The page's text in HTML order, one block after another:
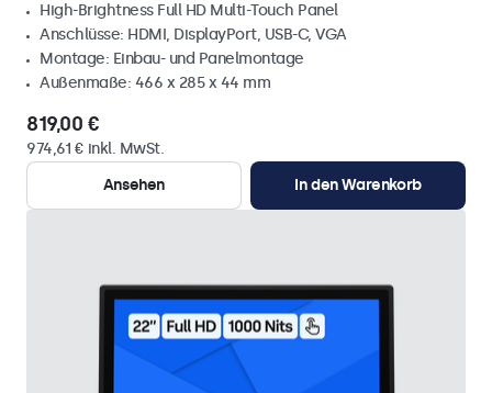
High-Brightness Full HD Multi-Touch Panel
Anschlüsse: HDMI, DisplayPort, USB-C, VGA
Montage: Einbau- und Panelmontage
Außenmaße: 466 x 285 x 44 mm
819,00 €
974,61 € inkl. MwSt.
Ansehen
In den Warenkorb